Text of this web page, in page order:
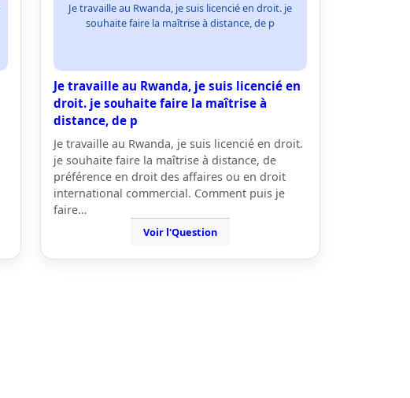
Je travaille au Rwanda, je suis licencié en droit. je
souhaite faire la maîtrise à distance, de p
Je travaille au Rwanda, je suis licencié en
droit. je souhaite faire la maîtrise à
distance, de p
Je travaille au Rwanda, je suis licencié en droit.
je souhaite faire la maîtrise à distance, de
préférence en droit des affaires ou en droit
international commercial. Comment puis je
faire…
Voir l'Question